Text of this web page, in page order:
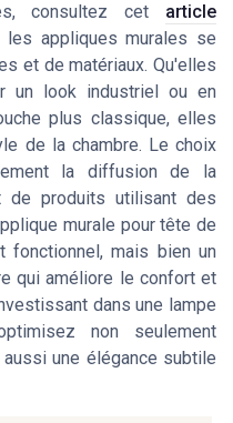
consultez cet article
appliques murales se
et de matériaux. Qu'elles
un look industriel ou en
plus classique, elles
de la chambre. Le choix
la diffusion de la
de produits utilisant des
murale pour tête de
mais bien un
qui améliore le confort et
dans une lampe
non seulement
une élégance subtile